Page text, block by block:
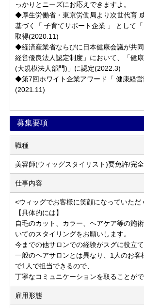
っかりとニーズにお応えできますよ。
◆厚生労働省・東京労働局より次世代育
基づく「 子育てサポート企業 」 として
取得(2020.11)
◆経済産業省ならびに日本健康会議が共
経営優良法人認定制度」において、「健
(大規模法人部門)」に認定(2022.3)
◆第7回ホワイト企業アワード「 健康経
(2021.11)
募集要項
職種
美容師(ウィッグスタイリスト)要免許/完
仕事内容
<ウィッグでお客様に笑顔になっていただ
【具体的には】
自毛のカット、カラー、ヘアケア等の施
いてのスタイリングをお願いします。
今までの他サロンでの経験がスグに役立
一般のヘアサロンとは異なり、1人のお客
で1人で担当できるので、
丁寧なコミュニケーションを取ることが
雇用形態